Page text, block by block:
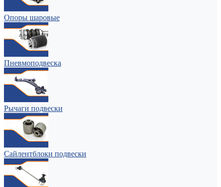
Опоры шаровые
Пневмоподвеска
Рычаги подвески
Сайлентблоки подвески